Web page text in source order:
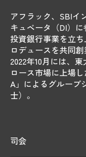
アフラック、SBIイ
キュベータ（DI）
投資銀行事業を立
ロデュースを共同創
2022年10月には、
ロース市場に上場
A」によるグループ
士）。
司会